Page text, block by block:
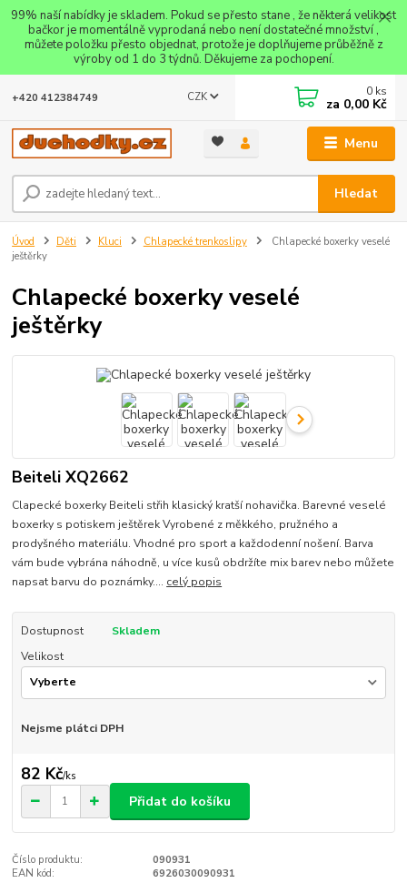
99% naší nabídky je skladem. Pokud se přesto stane , že některá velikost
bačkor je momentálně vyprodaná nebo není dostatečné množství ,
můžete položku přesto objednat, protože je doplňujeme průběžně z
výroby od 1 do 3 týdnů. Děkujeme za pochopení.
Menu
CZK
Hledat
+420 412384749 0 ks
za 0,00 Kč
Úvod Děti Kluci Chlapecké trenkoslipy
Chlapecké boxerky veselé
ještěrky
Chlapecké boxerky veselé
ještěrky
Beiteli XQ2662
Clapecké boxerky Beiteli střih klasický kratší nohavička. Barevné veselé
boxerky s potiskem ještěrek Vyrobené z měkkého, pružného a
prodyšného materiálu. Vhodné pro sport a každodenní nošení. Barva
vám bude vybrána náhodně, u více kusů obdržíte mix barev nebo můžete
napsat barvu do poznámky.... celý popis
Dostupnost
Skladem
Velikost
Nejsme plátci DPH
82 Kč/ks
Přidat do košíku
Číslo produktu:
090931
EAN kód:
6926030090931